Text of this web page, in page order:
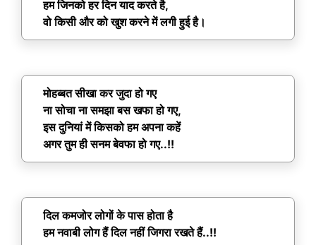
हम जिनको हर दिन याद करते है,
वो किसी और को खुश करने में लगी हुई है।
मोहब्बत सीखा कर जुदा हो गए
ना सोचा ना समझा बस खफा हो गए,
इस दुनियां में किसको हम अपना कहें
अगर तुम ही सनम बेवफा हो गए..!!
दिल कमजोर लोगों के पास होता है
हम नवाबी लोग हैं दिल नहीं जिगरा रखते हैं..!!